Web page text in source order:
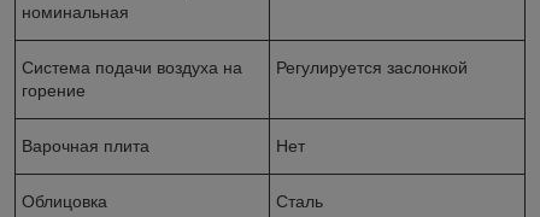
номинальная
Система подачи воздуха на
горение
Регулируется заслонкой
Варочная плита Нет
Облицовка Сталь